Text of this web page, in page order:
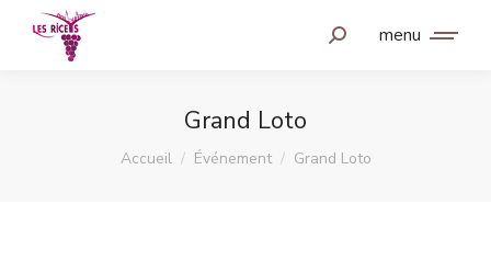
menu
Grand Loto
Vous êtes ici :
Accueil Événement Grand Loto